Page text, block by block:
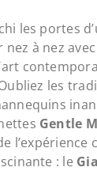
les portes
à nez
les
Gentle
l’expérience
: le